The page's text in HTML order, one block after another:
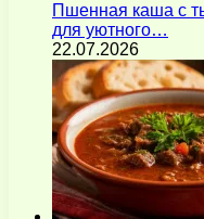
Пшенная каша с
для уютного…
22.07.2026